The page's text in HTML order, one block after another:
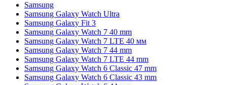
Samsung
Samsung Galaxy Watch Ultra
Samsung Galaxy Fit 3
Samsung Galaxy Watch 7 40 mm
Samsung Galaxy Watch 7 LTE 40 мм
Samsung Galaxy Watch 7 44 mm
Samsung Galaxy Watch 7 LTE 44 mm
Samsung Galaxy Watch 6 Classic 47 mm
Samsung Galaxy Watch 6 Classic 43 mm